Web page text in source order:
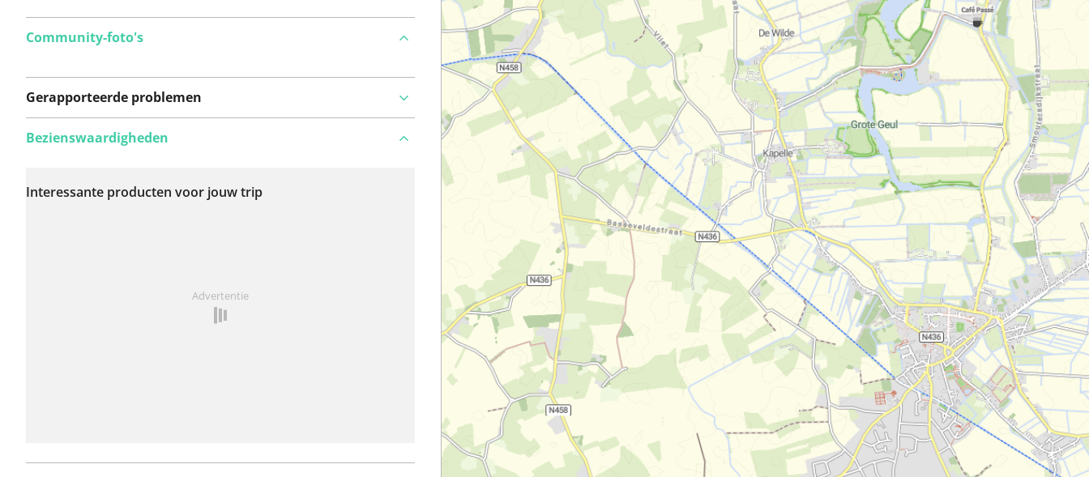
Community-foto's
Gerapporteerde problemen
problemen op deze
Bezienswaardigheden
Interessante producten voor jouw trip
Advertentie